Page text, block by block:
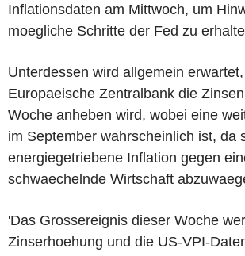
Inflationsdaten am Mittwoch, um
moegliche Schritte der Fed zu
Unterdessen wird allgemein
Europaeische Zentralbank die
Woche anheben wird, wobei eine
im September wahrscheinlich ist, da
energiegetriebene Inflation gegen
schwaechelnde Wirtschaft
'Das Grossereignis dieser Woche
Zinserhoehung und die US-VPI-